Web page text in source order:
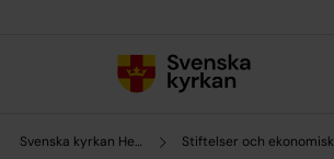
Svenska kyrkan Helsingborg Stiftelser och